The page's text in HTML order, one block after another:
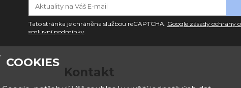
Tato stránka je chráněna službou reCAPTCHA. Google zásady ochrany
smluvní podmínky
Kontakt
COOKIES